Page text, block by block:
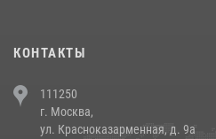
КОНТАКТЫ
111250
г. Москва,
ул. Красноказарменная, д. 9а